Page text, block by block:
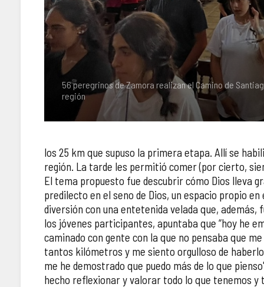
56 peregrinos de Zamora realizan el Camino de
región
los 25 km que supuso la primera etapa. Allí se
región. La tarde les permitió comer (por cierto,
El tema propuesto fue descubrir cómo Dios lleva
predilecto en el seno de Dios, un espacio propio
diversión con una entetenida velada que,
los jóvenes participantes, apuntaba que “hoy he
caminado con gente con la que no pensaba que
tantos kilómetros y me siento orgulloso de
me he demostrado que puedo más de lo que
hecho reflexionar y valorar todo lo que tenemos y